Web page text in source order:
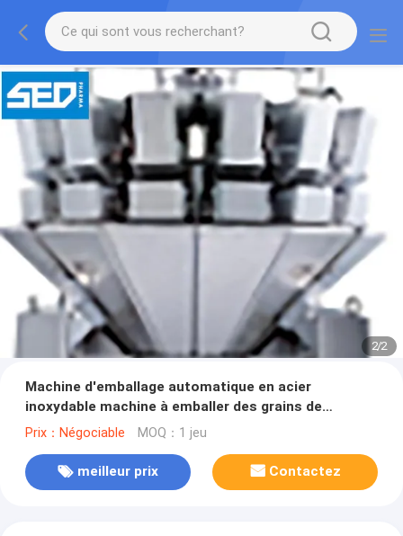
2/2
Machine d'emballage automatique en acier
inoxydable machine à emballer des grains de
chocolat de type rotatif
Prix：Négociable MOQ：1 jeu
meilleur prix Contactez